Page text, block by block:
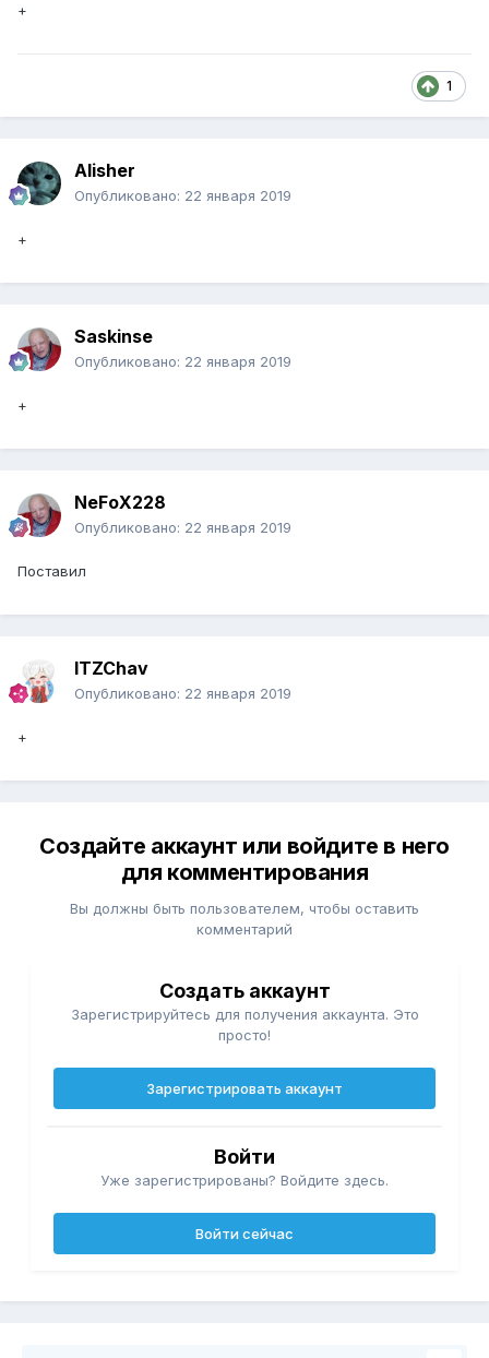
+
1
Alisher
Опубликовано: 22 января 2019
+
Saskinse
Опубликовано: 22 января 2019
+
NeFoX228
Опубликовано: 22 января 2019
Поставил
ITZChav
Опубликовано: 22 января 2019
+
Создайте аккаунт или войдите в него
для комментирования
Вы должны быть пользователем, чтобы оставить
комментарий
Создать аккаунт
Зарегистрируйтесь для получения аккаунта. Это
просто!
Зарегистрировать аккаунт
Войти
Уже зарегистрированы? Войдите здесь.
Войти сейчас